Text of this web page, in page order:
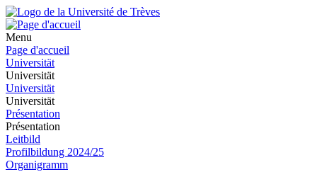
Menu
Page d'accueil
Universität
Universität
Universität
Universität
Présentation
Présentation
Leitbild
Profilbildung 2024/25
Organigramm